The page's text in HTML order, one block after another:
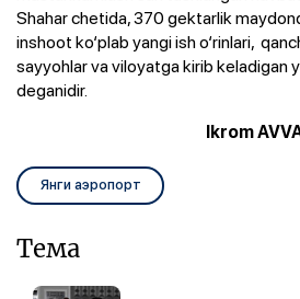
Shahar chetida, 370 gektarlik
inshoot ko‘plab yangi ish o‘rinlari,
sayyohlar va viloyatga kirib keladigan
deganidir.
Ikrom
Янги аэропорт
Тема